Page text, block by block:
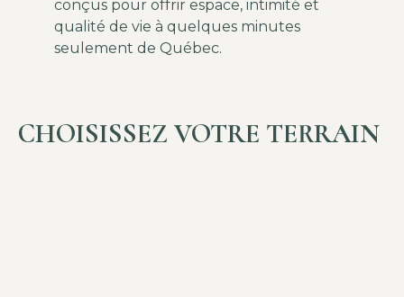
conçus pour offrir espace, intimité et
qualité de vie à quelques minutes
seulement de Québec.
CHOISISSEZ VOTRE TERRAIN